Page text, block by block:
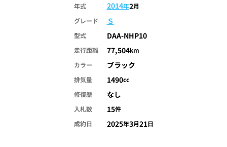
年式 2014年2月
グレード
Ｓ
型式 DAA-NHP10
走行距離 77,504km
カラー
ブラック
排気量 1490cc
修復歴
なし
入札数 15件
成約日
2025年3月21日